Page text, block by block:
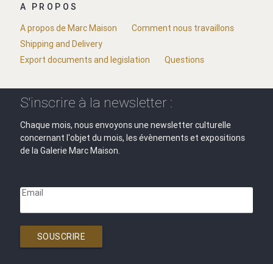
A PROPOS
A propos de Marc Maison
Comment nous travaillons
Shipping and Delivery
Export documents and legislation
Questions
S'inscrire à la newsletter :
Chaque mois, nous envoyons une newsletter culturelle
concernant l'objet du mois, les évènements et expositions
de la Galerie Marc Maison.
Email
SOUSCRIRE